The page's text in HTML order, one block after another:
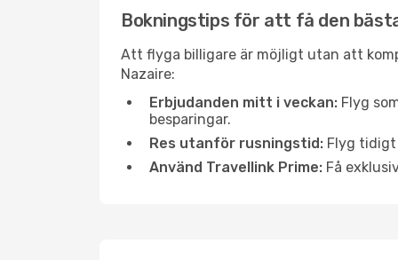
Bokningstips för att få den
Att flyga billigare är möjligt utan att
Nazaire:
Erbjudanden mitt i veckan: Flyg
besparingar.
Res utanför rusningstid: Flyg tidigt
Använd Travellink Prime: Få